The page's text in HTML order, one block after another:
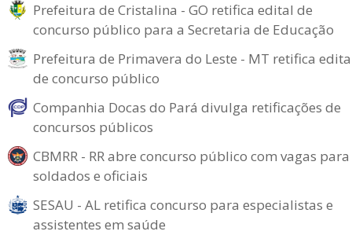
Prefeitura de Cristalina - GO retifica edital de
concurso público para a Secretaria de Educação
Prefeitura de Primavera do Leste - MT retifica
de concurso público
Companhia Docas do Pará divulga retificações de
concursos públicos
CBMRR - RR abre concurso público com vagas para
soldados e oficiais
SESAU - AL retifica concurso para especialistas e
assistentes em saúde